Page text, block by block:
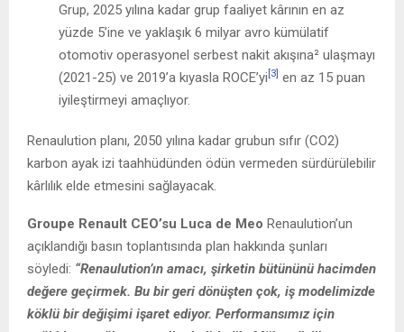
Grup, 2025 yılına kadar grup faaliyet kârının en az
yüzde 5’ine ve yaklaşık 6 milyar avro kümülatif
otomotiv operasyonel serbest nakit akışına² ulaşmayı
(2021-25) ve 2019’a kıyasla ROCE’yi [3] en az 15 puan
iyileştirmeyi amaçlıyor.
Renaulution planı, 2050 yılına kadar grubun sıfır (CO2)
karbon ayak izi taahhüdünden ödün vermeden sürdürülebilir
kârlılık elde etmesini sağlayacak.
Groupe Renault CEO’su Luca de Meo Renaulution’un
açıklandığı basın toplantısında plan hakkında şunları
söyledi: “Renaulution’ın amacı, şirketin bütününü hacimden
değere geçirmek. Bu bir geri dönüşten çok, iş modelimizde
köklü bir değişimi işaret ediyor. Performansımız için